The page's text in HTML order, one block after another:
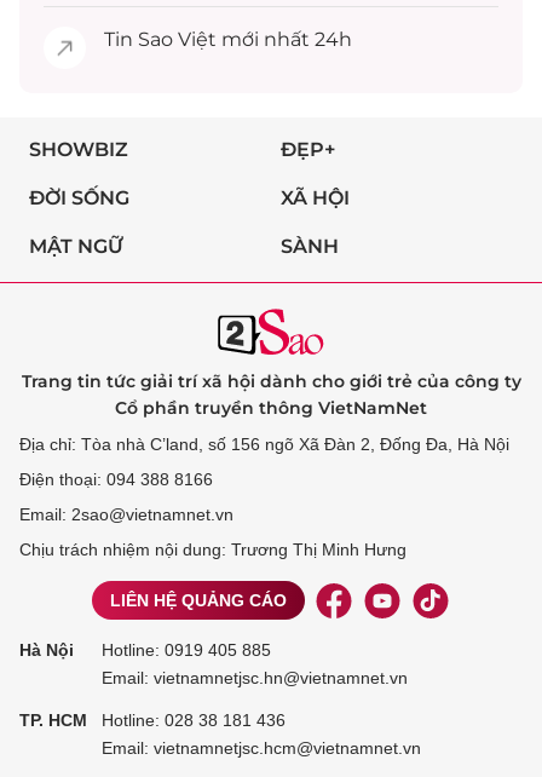
Tin Sao Việt mới nhất 24h
SHOWBIZ ĐẸP+
ĐỜI SỐNG XÃ HỘI
MẬT NGỮ SÀNH
Trang tin tức giải trí xã hội dành cho giới trẻ của công ty
Cổ phần truyền thông VietNamNet
Địa chỉ: Tòa nhà C’land, số 156 ngõ Xã Đàn 2, Đống Đa, Hà Nội
Điện thoại: 094 388 8166
Email: 2sao@vietnamnet.vn
Chịu trách nhiệm nội dung: Trương Thị Minh Hưng
LIÊN HỆ QUẢNG CÁO
Hà Nội Hotline: 0919 405 885
Email: vietnamnetjsc.hn@vietnamnet.vn
TP. HCM Hotline: 028 38 181 436
Email: vietnamnetjsc.hcm@vietnamnet.vn